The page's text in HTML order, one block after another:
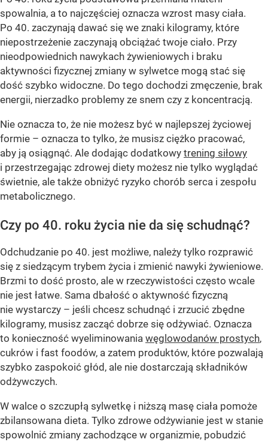
spowalnia, a to najczęściej oznacza wzrost masy ciała.
Po 40. zaczynają dawać się we znaki kilogramy, które
niepostrzeżenie zaczynają obciążać twoje ciało. Przy
nieodpowiednich nawykach żywieniowych i braku
aktywności fizycznej zmiany w sylwetce mogą stać się
dość szybko widoczne. Do tego dochodzi zmęczenie, brak
energii, nierzadko problemy ze snem czy z koncentracją.
Nie oznacza to, że nie możesz być w najlepszej życiowej
formie – oznacza to tylko, że musisz ciężko pracować,
aby ją osiągnąć. Ale dodając dodatkowy trening siłowy
i przestrzegając zdrowej diety możesz nie tylko wyglądać
świetnie, ale także obniżyć ryzyko chorób serca i zespołu
metabolicznego.
Czy po 40. roku życia nie da się schudnąć?
Odchudzanie po 40. jest możliwe, należy tylko rozprawić
się z siedzącym trybem życia i zmienić nawyki żywieniowe.
Brzmi to dość prosto, ale w rzeczywistości często wcale
nie jest łatwe. Sama dbałość o aktywność fizyczną
nie wystarczy – jeśli chcesz schudnąć i zrzucić zbędne
kilogramy, musisz zacząć dobrze się odżywiać. Oznacza
to konieczność wyeliminowania węglowodanów prostych,
cukrów i fast foodów, a zatem produktów, które pozwalają
szybko zaspokoić głód, ale nie dostarczają składników
odżywczych.
W walce o szczupłą sylwetkę i niższą masę ciała pomoże
zbilansowana dieta. Tylko zdrowe odżywianie jest w stanie
spowolnić zmiany zachodzące w organizmie, pobudzić